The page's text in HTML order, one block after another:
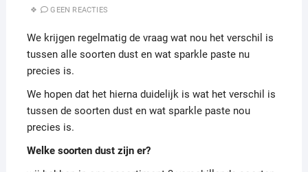
GEEN REACTIES
We krijgen regelmatig de vraag wat nou het verschil is
tussen alle soorten dust en wat sparkle paste nu
precies is.
We hopen dat het hierna duidelijk is wat het verschil is
tussen de soorten dust en wat sparkle paste nou
precies is.
Welke soorten dust zijn er?